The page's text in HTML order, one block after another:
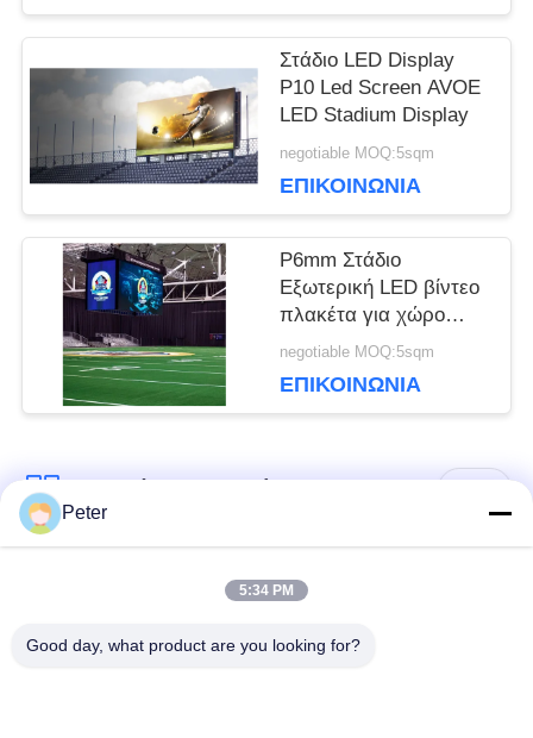
ΠΡΟΣΦΟΡΆ
ΙΣΤΌΤΟΠΟΥ
ΠΟΛΙΤΙΚΉ
ΜΥΣΤΙΚΌΤΗΤΑΣ
Στάδιο LED Display
P10 Led Screen AVOE
LED Stadium Display
negotiable MOQ:5sqm
ΕΠΙΚΟΙΝΩΝΊΑ
P6mm Στάδιο
Εξωτερική LED βίντεο
πλακέτα για χώρο
ψυχαγωγίας 1/8 Scan
negotiable MOQ:5sqm
ΕΠΙΚΟΙΝΩΝΊΑ
Λαϊκή κατηγορία
Εσωτερική οθόνη
Peter
5:34 PM
Good day, what product are you looking for?